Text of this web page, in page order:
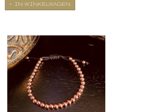
IN WINKELWAGEN